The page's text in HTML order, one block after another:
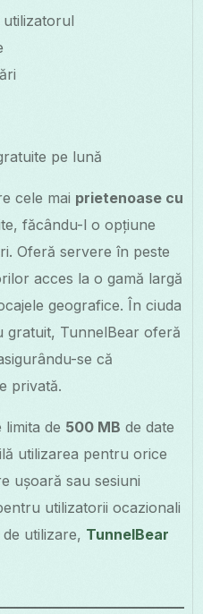
pe lună
cele mai prietenoase cu
făcându-l o opțiune
Oferă servere în peste
acces la o gamă largă
geografice. În ciuda
gratuit, TunnelBear oferă
se că
privată.
limita de 500 MB de date
utilizarea pentru orice
ușoară sau sesiuni
utilizatorii ocazionali
utilizare, TunnelBear